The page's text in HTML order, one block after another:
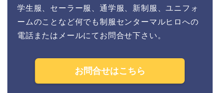
学生服、セーラー服、通学服、新制服、ユニフォ
ームのことなど何でも制服センターマルヒロへの
電話またはメールにてお問合せ下さい。
お問合せはこちら